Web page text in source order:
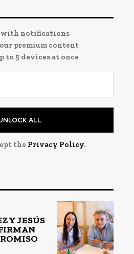
with notifications
premium content
to 5 devices at once
ALL
the Privacy Policy.
Y JESÚS